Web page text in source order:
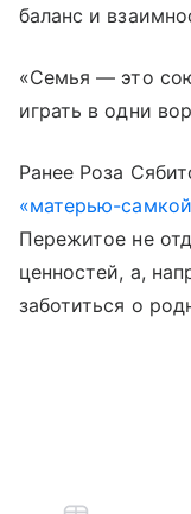
баланс и
«Семья — это
играть в одни
Ранее Роза
«матерью-
Пережитое не
ценностей, а,
заботиться о